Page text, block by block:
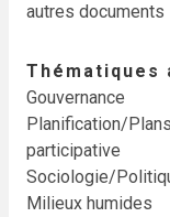
autres documents
Thématiques
Gouvernance
Planification/
participative
Sociologie/
Milieux humides